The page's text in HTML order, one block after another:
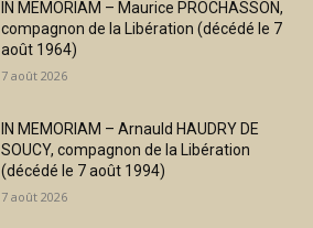
IN MEMORIAM – Maurice PROCHASSON,
compagnon de la Libération (décédé le 7
août 1964)
7 août 2026
IN MEMORIAM – Arnauld HAUDRY DE
SOUCY, compagnon de la Libération
(décédé le 7 août 1994)
7 août 2026